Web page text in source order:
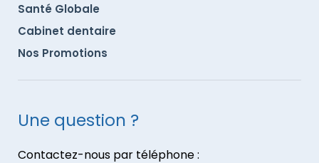
Santé Globale
Cabinet dentaire
Nos Promotions
Une question ?
Contactez-nous par téléphone :